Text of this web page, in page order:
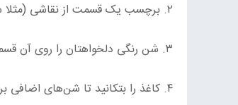
۲. برچسب یک قسمت از نقاشی (مثلا سقف قارچ) را به آرامی جدا کنید.
۳. شن رنگی دلخواهتان را روی آن قسمت بریزید و با انگشت کمی فشار دهید.
۴. کاغذ را بتکانید تا شن‌های اضافی بریزد و رنگ‌ها با هم قاطی نشوند.